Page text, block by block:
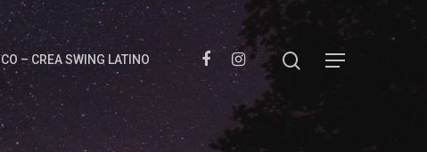
CO – CREA SWING LATINO